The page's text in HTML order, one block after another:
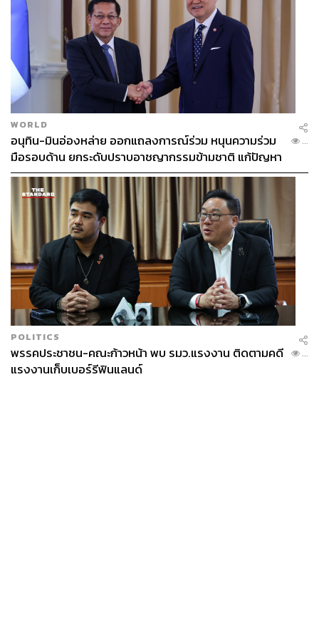
WORLD
อนุทิน-มินอ่องหล่าย ออกแถลงการณ์ร่วม หนุนความร่วม
มือรอบด้าน ยกระดับปราบอาชญากรรมข้ามชาติ แก้ปัญหา
หมอกควัน-มลพิษทางน้ำ
...
POLITICS
พรรคประชาชน-คณะก้าวหน้า พบ รมว.แรงงาน ติดตามคดี
แรงงานเก็บเบอร์รีฟินแลนด์
...